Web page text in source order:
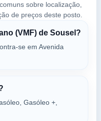
VER PREÇOS
VER PREÇOS
sobre localização,
de preços deste posto.
(VMF) de Sousel?
se em Avenida
Gasóleo +,